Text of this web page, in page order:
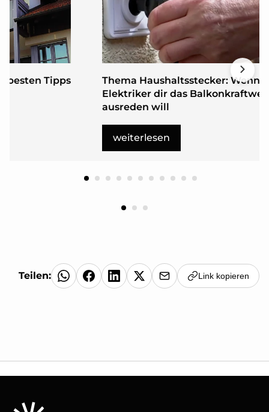
besten Tipps
Thema Haushaltsstecker: Wenn
Elektriker dir das
ausreden will
weiterlesen
Teilen: Link kopieren